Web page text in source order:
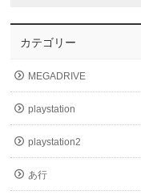
カテゴリー
MEGADRIVE
playstation
playstation2
あ行